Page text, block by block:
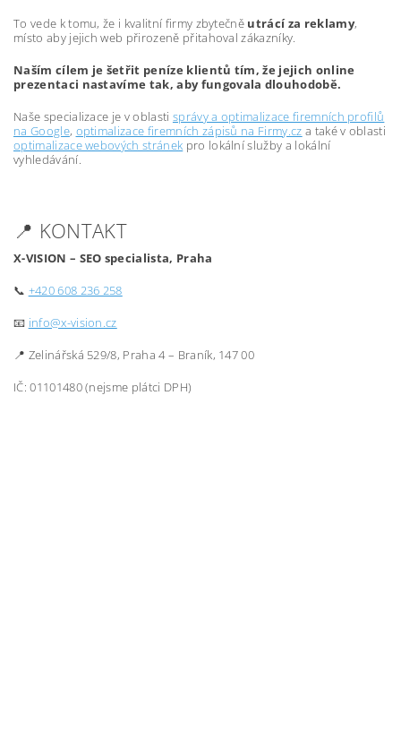
To vede k tomu, že i kvalitní firmy zbytečně utrácí za reklamy,
místo aby jejich web přirozeně přitahoval zákazníky.
Naším cílem je šetřit peníze klientů tím, že jejich online
prezentaci nastavíme tak, aby fungovala dlouhodobě.
Naše specializace je v oblasti správy a optimalizace firemních profilů
na Google, optimalizace firemních zápisů na Firmy.cz a také v oblasti
optimalizace webových stránek pro lokální služby a lokální
vyhledávání.
📍 KONTAKT
X-VISION – SEO specialista, Praha
📞 +420 608 236 258
📧 info@x-vision.cz
📍 Zelinářská 529/8, Praha 4 – Braník, 147 00
IČ: 01101480 (nejsme plátci DPH)